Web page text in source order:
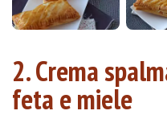
2. Crema
feta e miele